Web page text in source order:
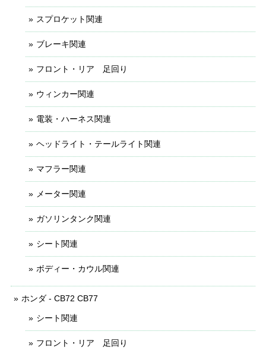
スプロケット関連
ブレーキ関連
フロント・リア 足回り
ウィンカー関連
電装・ハーネス関連
ヘッドライト・テールライト関連
マフラー関連
メーター関連
ガソリンタンク関連
シート関連
ボディー・カウル関連
ホンダ - CB72 CB77
シート関連
フロント・リア 足回り